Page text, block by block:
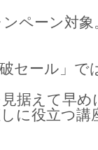
ペーン対
セール」で
据えて早
に役立つ